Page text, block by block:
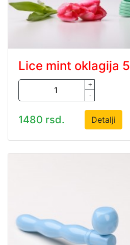
Lice mint oklagija 5
+
-
1480 rsd. Detalji